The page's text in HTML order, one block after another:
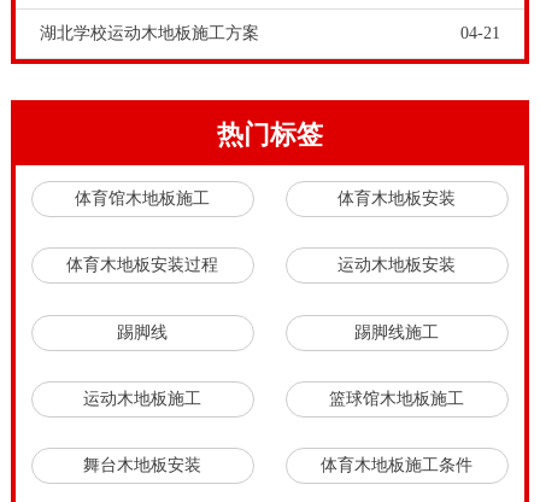
在允许范围。
有关运动木地板**或是运动木地板装修的问题时，常常
形成商**、厂**、装修公司相互推脱责任的情况。这
种“卖出去的货泼出去的水”的心理，让不少消费者气愤
不已。篮球场运动木地板双层夹板龙骨系统是一种具高
吸震性和连续性的固定悬浮式的运动木地板系统，符合
运动木地板要求的各项标准。相对于运动地胶，PVC材
丽、耐用、维护简单方便。松木运动木地板安装需要注
松木运动木地板安装需要注意什么，体育运动木地板**
湖北学校运动木地板施工方案 04-21
热门标签
体育馆木地板施工 体育木地板安装
体育木地板安装过程 运动木地板安装
踢脚线 踢脚线施工
运动木地板施工 篮球馆木地板施工
舞台木地板安装 体育木地板施工条件